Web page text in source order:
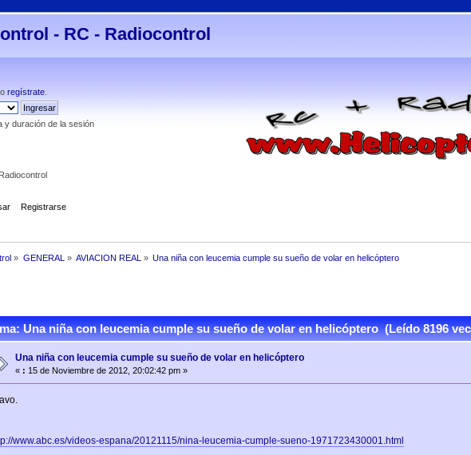
- RC - Radiocontrol
oregístrate
y duración de la sesión
Registrarse
» GENERAL » AVIACION REAL » Una niña con leucemia cumple su sueño de volar en helicóptero
Una niña con leucemia cumple su sueño de volar en helicóptero (Leído 8196
Una niña con leucemia cumple su sueño de volar en helicóptero
« : 15 de Noviembre de 2012, 20:02:42 pm »
www.abc.es/videos-espana/20121115/nina-leucemia-cumple-sueno-1971723430001.html